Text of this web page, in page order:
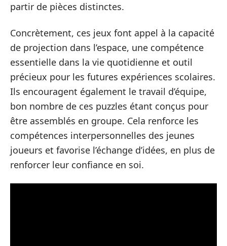
partir de pièces distinctes.
Concrètement, ces jeux font appel à la capacité
de projection dans l’espace, une compétence
essentielle dans la vie quotidienne et outil
précieux pour les futures expériences scolaires.
Ils encouragent également le travail d’équipe,
bon nombre de ces puzzles étant conçus pour
être assemblés en groupe. Cela renforce les
compétences interpersonnelles des jeunes
joueurs et favorise l’échange d’idées, en plus de
renforcer leur confiance en soi.